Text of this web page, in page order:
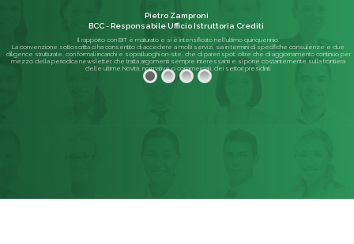
Il rapporto con BIT è maturato e si è intensificato nell'ultimo quinquennio.
La convenzione sottoscritta ci ha consentito di accedere a molti servizi, sia in termini di specifiche consulenze e due
diligence strutturate, con formali incarichi e sopralluoghi on-site, che di pareri spot; oltre che di aggiornamento continuo per
mezzo della periodica newsletter, che tratta argomenti sempre interessanti e si pone costantemente sulla frontiera
delle ultime Novità, normative o commerciali, dei settori presidiati.
Pietro Zamproni
BCC - Responsabile Ufficio Istruttoria Crediti
Leggi di più